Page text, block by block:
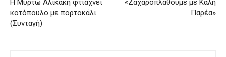
Η Μυρτώ Αλικάκη φτιάχνει
κοτόπουλο με πορτοκάλι
(Συνταγή)
«Ζαχαροπλάθουμε με Καλή
Παρέα»